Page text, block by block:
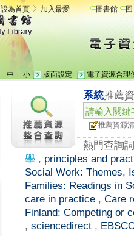
設為首頁 加入最愛 圖書館
中 小 版面設定 電子資源合理
系統推薦
推薦資源
熱門查詢
學 , principles and
Social Work: Themes,
Families: Readings in
care in practice , Care
Finland: Competing or
, sciencedirect ,